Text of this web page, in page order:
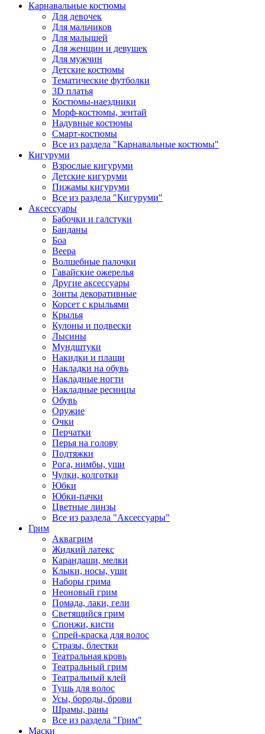
Карнавальные костюмы
Для девочек
Для мальчиков
Для малышей
Для женщин и девушек
Для мужчин
Детские костюмы
Тематические футболки
3D платья
Костюмы-наездники
Морф-костюмы, зентай
Надувные костюмы
Смарт-костюмы
Все из раздела "Карнавальные костюмы"
Кигуруми
Взрослые кигуруми
Детские кигуруми
Пижамы кигуруми
Все из раздела "Кигуруми"
Аксессуары
Бабочки и галстуки
Банданы
Боа
Веера
Волшебные палочки
Гавайские ожерелья
Другие аксессуары
Зонты декоративные
Корсет с крыльями
Крылья
Кулоны и подвески
Лысины
Мундштуки
Накидки и плащи
Накладки на обувь
Накладные ногти
Накладные ресницы
Обувь
Оружие
Очки
Перчатки
Перья на голову
Подтяжки
Рога, нимбы, уши
Чулки, колготки
Юбки
Юбки-пачки
Цветные линзы
Все из раздела "Аксессуары"
Грим
Аквагрим
Жидкий латекс
Карандаши, мелки
Клыки, носы, уши
Наборы грима
Неоновый грим
Помада, лаки, гели
Светящийся грим
Спонжи, кисти
Спрей-краска для волос
Стразы, блестки
Театральная кровь
Театральный грим
Театральный клей
Тушь для волос
Усы, бороды, брови
Шрамы, раны
Все из раздела "Грим"
Маски